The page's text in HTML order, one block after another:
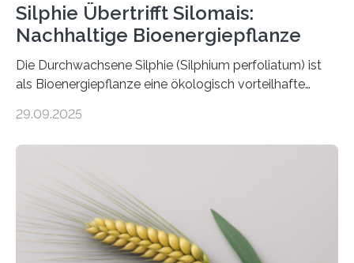
Silphie Übertrifft Silomais:
Nachhaltige Bioenergiepflanze
Die Durchwachsene Silphie (Silphium perfoliatum) ist
als Bioenergiepflanze eine ökologisch vorteilhafte
mehrjährigen Vergleichsstudie von Forschenden der
nach nachhaltigen Alternativen zur Energiegewinnung
aus landwirtschaftlichen Kulturen ist ein zentrales
Anliegen im Zuge der europäischen Klimaziele, bis
2050 klimaneutral zu werden. In Deutschland dominiert
bislang der Mais als Energiepflanze, doch sein Anbau
29.09.2025